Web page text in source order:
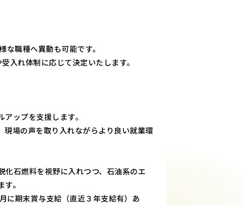
職種へ異動も可能です。
入れ体制に応じて決定いたします。
ップを支援します。
場の声を取り入れながらより良い就業環
石燃料を視野に入れつつ、石油系のエ
。
期末賞与支給（直近３年支給有）あ